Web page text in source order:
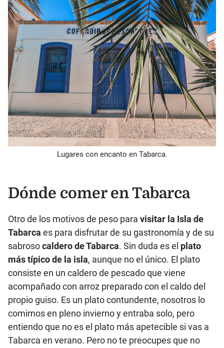
Lugares con encanto en Tabarca.
Dónde comer en Tabarca
Otro de los motivos de peso para visitar la Isla de
Tabarca es para disfrutar de su gastronomía y de su
sabrosocaldero de Tabarca. Sin duda es el plato
más típico de la isla, aunque no el único. El plato
consiste en un caldero de pescado que viene
acompañado con arroz preparado con el caldo del
propio guiso. Es un plato contundente, nosotros lo
comimos en pleno invierno y entraba solo, pero
entiendo que no es el plato más apetecible si vas a
Tabarca en verano. Pero no te preocupes que no